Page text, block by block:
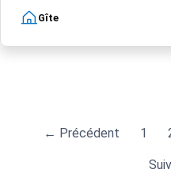
Gîte
← Précédent 1